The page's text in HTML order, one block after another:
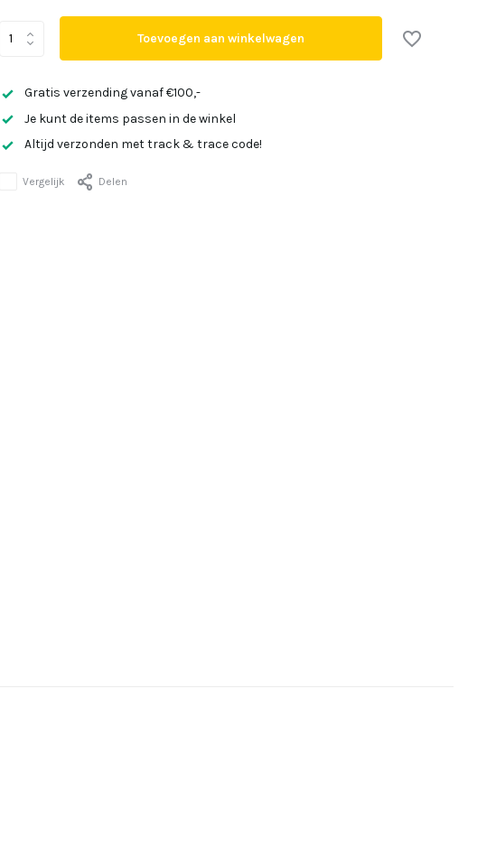
Uitverkocht
Toevoegen aan winkelwagen
Gratis verzending vanaf €100,-
Je kunt de items passen in de winkel
Altijd verzonden met track & trace code!
Vergelijk Delen